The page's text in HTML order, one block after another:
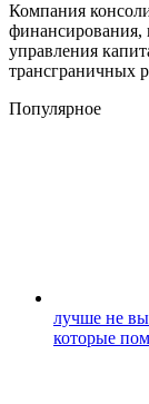
Компания
финансирования,
управления
трансграничных
Популярное
лучше не
которые